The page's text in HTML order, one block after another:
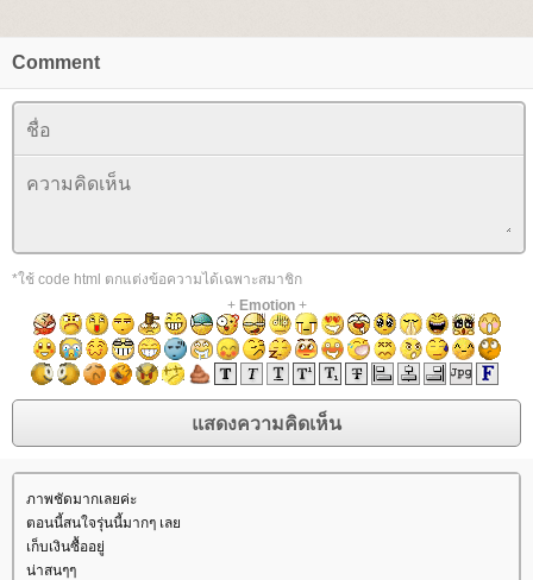
Comment
*ใช้ code html ตกแต่งข้อความได้เฉพาะสมาชิก
+ Emotion+
ภาพชัดมากเลยค่ะ
ตอนนี้สนใจรุ่นนี้มากๆ เล
เก็บเงินซื้ออยู่
น่าสนๆๆ